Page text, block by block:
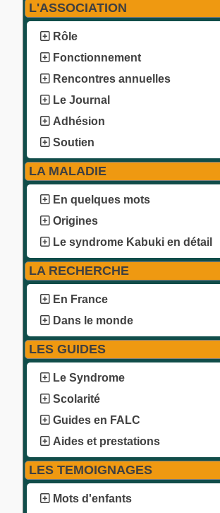
L'ASSOCIATION
Rôle
Fonctionnement
Rencontres annuelles
Le Journal
Adhésion
Soutien
LA MALADIE
En quelques mots
Origines
Le syndrome Kabuki en détail
LA RECHERCHE
En France
Dans le monde
LES GUIDES
Le Syndrome
Scolarité
Guides en FALC
Aides et prestations
LES TEMOIGNAGES
Mots d'enfants